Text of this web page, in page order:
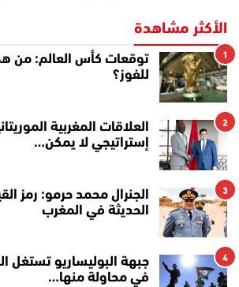
الأكثر مشاهدة
1
توقعات كأس العالم: من
للفوز؟
2
العلاقات المغربية
إستراتيجي لا يمكن…
3
الجنرال محمد حرمو: رمز
الحديثة في المغرب
4
جبهة البوليساريو تستغل
في محاولة منها…